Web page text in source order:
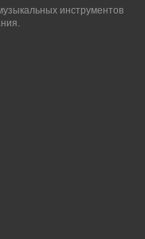
инструментов